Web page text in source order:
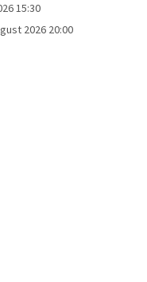
15:30
2026 20:00